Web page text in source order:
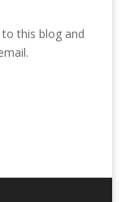
this blog and